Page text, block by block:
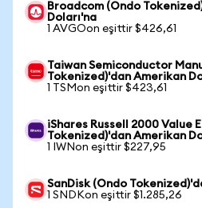
Broadcom (Ondo
Doları'na
1 AVGOon eşittir $426,61
Taiwan Semiconductor
Tokenized)'dan Amerikan
1 TSMon eşittir $423,61
iShares Russell 2000 Value
Tokenized)'dan Amerikan
1 IWNon eşittir $227,95
SanDisk (Ondo
1 SNDKon eşittir $1.285,26